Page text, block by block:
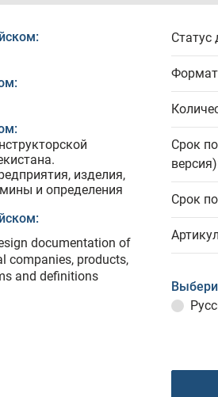
изделия,
и определения
documentation of
companies, products,
and definitions
Статус
Срок
Срок